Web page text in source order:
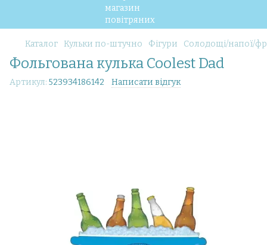
Каталог Кульки по-штучно Фігури Солодощі/напої/
Фольгована кулька Coolest Dad
Артикул: 523934186142 Написати відгук